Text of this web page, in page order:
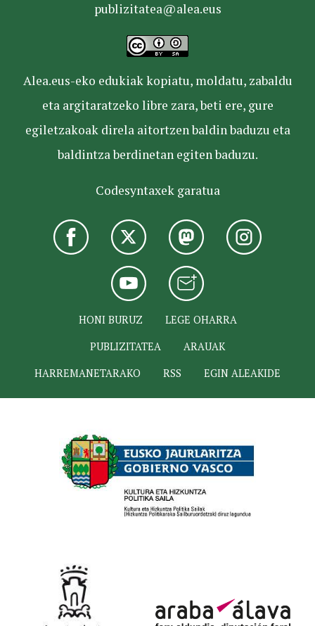
publizitatea@alea.eus
Alea.eus-eko edukiak kopiatu, moldatu, zabaldu
eta argitaratzeko libre zara, beti ere, gure
egiletzakoak direla aitortzen baldin baduzu eta
baldintza berdinetan egiten baduzu.
Codesyntaxek garatua
HONI BURUZ
LEGE OHARRA
PUBLIZITATEA
ARAUAK
HARREMANETARAKO
RSS EGIN ALEAKIDE